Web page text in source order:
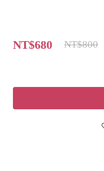
NT$680 NT$800